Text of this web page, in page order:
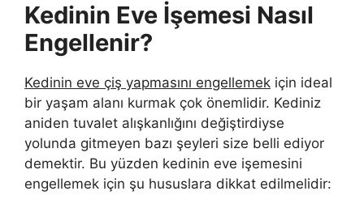
Kedinin Eve İşemesi Nasıl
Engellenir?
Kedinin eve çiş yapmasını engellemek için ideal
bir yaşam alanı kurmak çok önemlidir. Kediniz
aniden tuvalet alışkanlığını değiştirdiyse
yolunda gitmeyen bazı şeyleri size belli ediyor
demektir. Bu yüzden kedinin eve işemesini
engellemek için şu hususlara dikkat edilmelidir: